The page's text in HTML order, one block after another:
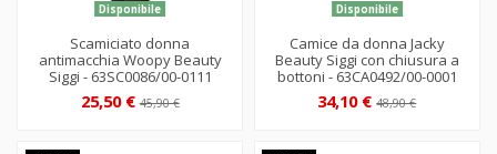
Disponibile
Scamiciato donna
antimacchia Woopy Beauty
Siggi - 63SC0086/00-0111
25,50 €45,90 €
Disponibile
Camice da donna Jacky
Beauty Siggi con chiusura a
bottoni - 63CA0492/00-0001
34,10 €48,90 €